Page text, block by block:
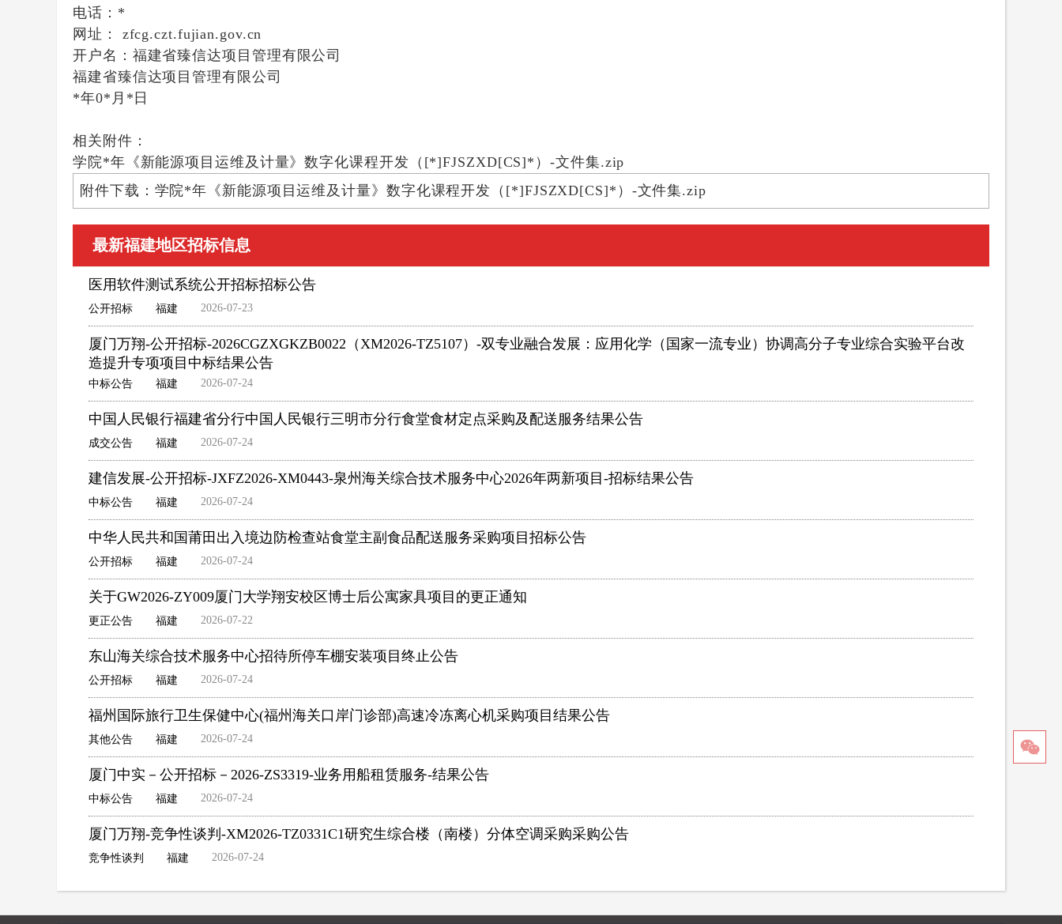
电话： *
网址： zfcg.czt.fujian.gov.cn
开户名： 福建省臻信达项目管理有限公司
福建省臻信达项目管理有限公司
*年0*月*日
相关附件：
学院*年《新能源项目运维及计量》数字化课程开发（[*]FJSZXD[CS]*）-文件集.zip
附件下载：学院*年《新能源项目运维及计量》数字化课程开发（[*]FJSZXD[CS]*）-文件集.zip
最新福建地区招标信息
医用软件测试系统公开招标招标公告
公开招标 福建 2026-07-23
厦门万翔-公开招标-2026CGZXGKZB0022（XM2026-TZ5107）-双专业融合发展：应用化学（国家一流专业）协调高分子专业综合实验平台改
造提升专项项目中标结果公告
中标公告 福建 2026-07-24
中国人民银行福建省分行中国人民银行三明市分行食堂食材定点采购及配送服务结果公告
成交公告 福建 2026-07-24
建信发展-公开招标-JXFZ2026-XM0443-泉州海关综合技术服务中心2026年两新项目-招标结果公告
中标公告 福建 2026-07-24
中华人民共和国莆田出入境边防检查站食堂主副食品配送服务采购项目招标公告
公开招标 福建 2026-07-24
关于GW2026-ZY009厦门大学翔安校区博士后公寓家具项目的更正通知
更正公告 福建 2026-07-22
东山海关综合技术服务中心招待所停车棚安装项目终止公告
公开招标 福建 2026-07-24
福州国际旅行卫生保健中心(福州海关口岸门诊部)高速冷冻离心机采购项目结果公告
其他公告 福建 2026-07-24
厦门中实－公开招标－2026-ZS3319-业务用船租赁服务-结果公告
中标公告 福建 2026-07-24
厦门万翔-竞争性谈判-XM2026-TZ0331C1研究生综合楼（南楼）分体空调采购采购公告
竞争性谈判 福建 2026-07-24